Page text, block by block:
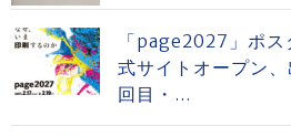
「page2027」ポ
式サイトオープン
回目・...